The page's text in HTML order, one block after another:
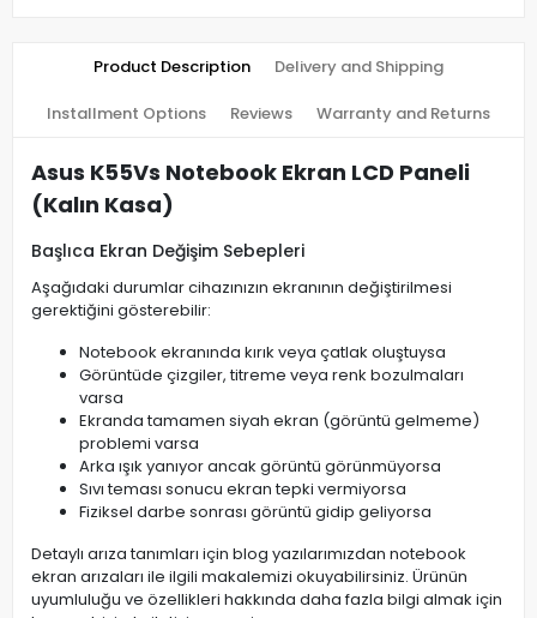
Product Description Delivery and Shipping
Installment Options Reviews Warranty and Returns
Asus K55Vs Notebook Ekran LCD Paneli
(Kalın Kasa)
Başlıca Ekran Değişim Sebepleri
Aşağıdaki durumlar cihazınızın ekranının değiştirilmesi
gerektiğini gösterebilir:
Notebook ekranında kırık veya çatlak oluştuysa
Görüntüde çizgiler, titreme veya renk bozulmaları
varsa
Ekranda tamamen siyah ekran (görüntü gelmeme)
problemi varsa
Arka ışık yanıyor ancak görüntü görünmüyorsa
Sıvı teması sonucu ekran tepki vermiyorsa
Fiziksel darbe sonrası görüntü gidip geliyorsa
Detaylı arıza tanımları için blog yazılarımızdan notebook
ekran arızaları ile ilgili makalemizi okuyabilirsiniz. Ürünün
uyumluluğu ve özellikleri hakkında daha fazla bilgi almak için